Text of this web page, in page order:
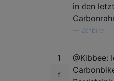
in den
Zenbike
1
@Kibbee: